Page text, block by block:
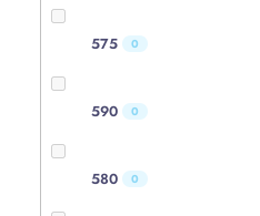
575 0
590 0
580 0